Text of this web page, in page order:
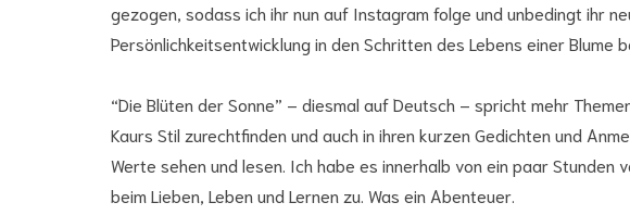
gezogen, sodass ich ihr nun auf Instagram folge und unbedingt ihr
Persönlichkeitsentwicklung in den Schritten des Lebens einer Blume
“Die Blüten der Sonne” – diesmal auf Deutsch – spricht mehr
Kaurs Stil zurechtfinden und auch in ihren kurzen Gedichten und
Werte sehen und lesen. Ich habe es innerhalb von ein paar Stunden
beim Lieben, Leben und Lernen zu. Was ein Abenteuer.